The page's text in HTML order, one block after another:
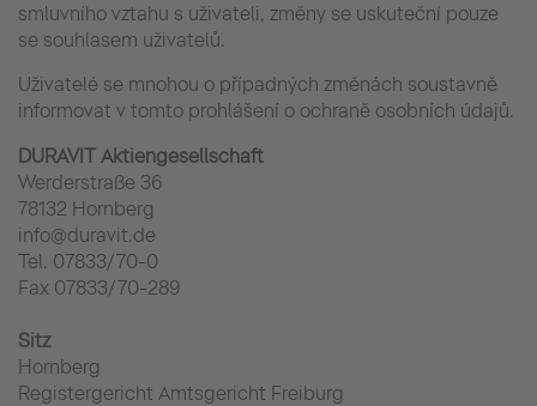
smluvního vztahu s uživateli, změny se uskuteční pouze
se souhlasem uživatelů.
Uživatelé se mnohou o případných změnách soustavně
informovat v tomto prohlášení o ochraně osobních údajů.
DURAVIT Aktiengesellschaft
Werderstraße 36
78132 Hornberg
info@duravit.de
Tel. 07833/70-0
Fax 07833/70-289
Sitz
Hornberg
Registergericht Amtsgericht Freiburg